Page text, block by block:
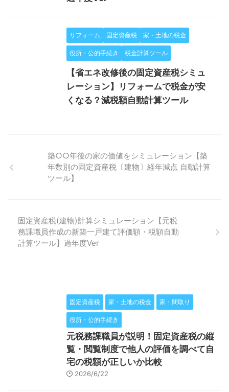
リフォーム 固定資産税 家・土地の税金
役所・公的手続き 税金計算ツール
【省エネ改修後の固定資産税シミュ
レーション】リフォームで税金が安
くなる？減税額自動計算ツール
築○○年後の家の価値をシミュレーション【築
年数別の固定資産税〔建物〕経年減点 自動計算
ツール】
固定資産税(建物)計算シミュレーション【元税
務課職員作成の新築一戸建て評価額・税額自動
計算ツール】過年度Ver
固定資産税 家・土地の税金 家・間取り
役所・公的手続き
元税務課職員が説明！固定資産税の縦
覧・閲覧制度で他人の評価を調べて自
宅の税額が正しいか比較
2026/6/22